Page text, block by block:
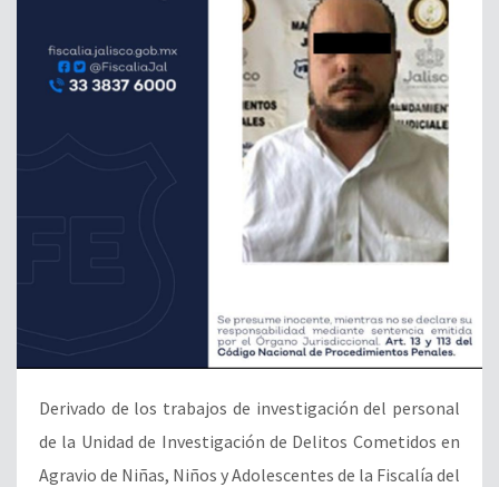
Derivado de los trabajos de investigación del personal
de la Unidad de Investigación de Delitos Cometidos en
Agravio de Niñas, Niños y Adolescentes de la Fiscalía del